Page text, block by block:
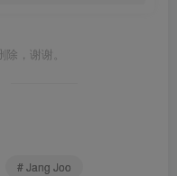
，谢谢。
# Jang Joo